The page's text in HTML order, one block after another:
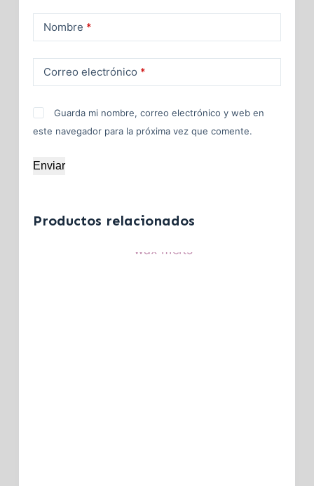
Nombre *
Correo electrónico *
Guarda mi nombre, correo electrónico y web en
este navegador para la próxima vez que comente.
Enviar
Productos relacionados